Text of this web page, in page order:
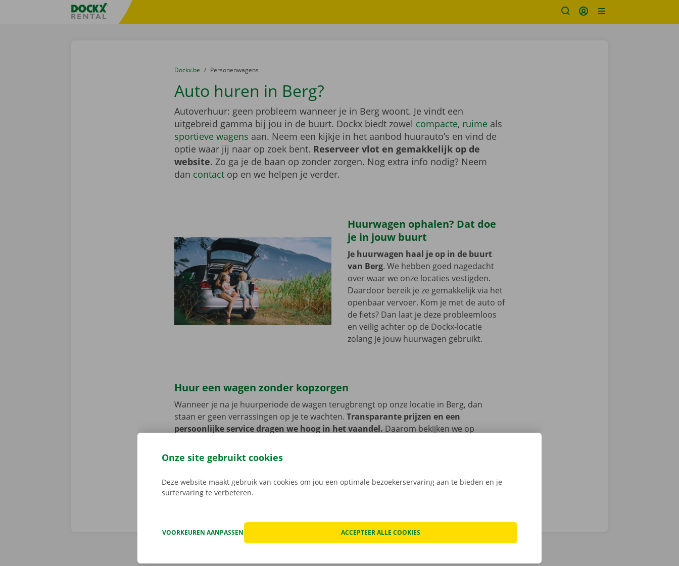
Taalselectie overslaanFratello DEMO
U bevindt zich hier:
van
Dockx.be naar
Personenwagens
Auto huren in Berg?
Autoverhuur: geen probleem wanneer je in Berg woont. Je vindt een
uitgebreid gamma bij jou in de buurt. Dockx biedt zowel compacte, ruimeals
sportieve wagens aan. Neem een kijkje in het aanbod huurauto’s en vind de
optie waar jij naar op zoek bent. Reserveer vlot en gemakkelijk op de
website. Zo ga je de baan op zonder zorgen. Nog extra info nodig? Neem
dan contactop en we helpen je verder.
Huurwagen ophalen? Dat doe
je in jouw buurt
Je huurwagen haal je op in de buurt
van Berg. We hebben goed nagedacht
over waar we onze locaties vestigden.
Daardoor bereik je ze gemakkelijk via het
openbaar vervoer. Kom je met de auto of
de fiets? Dan laat je deze probleemloos
en veilig achter op de Dockx-locatie
zolang je jouw huurwagen gebruikt.
Huur een wagen zonder kopzorgen
Wanneer je na je huurperiode de wagen terugbrengt op onze locatie in Berg, dan
staan er geen verrassingen op je te wachten. Transparante prijzen en een
persoonlijke service dragen we hoog in het vaandel. Daarom bekijken we op
van pechverhelping binnen heel Europa. Zo geraak je altijd veilig thuis.
Onze site gebruikt cookies
Deze website maakt gebruik van cookies om jou een optimale bezoekerservaring aan te bieden en je
surfervaring te verbeteren.
VOORKEUREN AANPASSEN ACCEPTEER ALLE COOKIES